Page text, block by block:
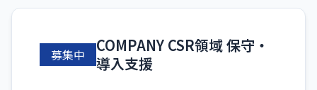
募集中
COMPANY CSR領域 保守・
導入支援